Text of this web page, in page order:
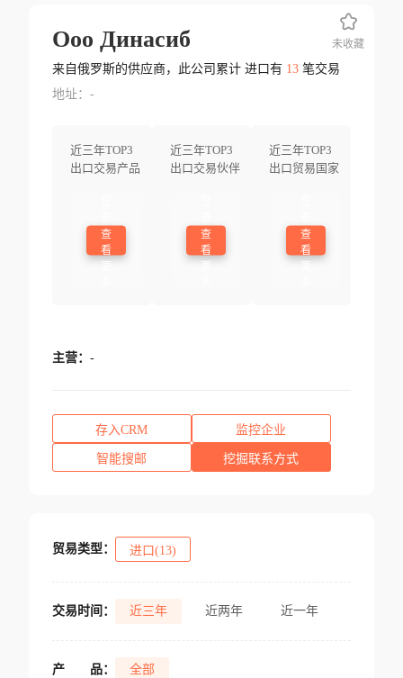
Ооо Динасиб
来自俄罗斯的供应商，此公司累计 进口有 13笔交易
地址：-
近三年TOP3
出口交易产品
查
看
近三年TOP3
出口交易伙伴
查
看
近三年TOP3
出口贸易国家
查
看
未收藏
主营： -
存入CRM 监控企业
智能搜邮 挖掘联系方式
贸易类型： 进口(13)
交易时间： 近三年 近两年 近一年
产 品： 全部